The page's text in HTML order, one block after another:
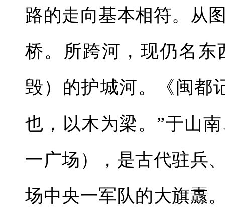
路的走向基本相符。从
桥。所跨河，现仍名
毁）的护城河。《闽都
也，以木为梁。”于山
一广场），是古代驻兵
场中央一军队的大旗纛